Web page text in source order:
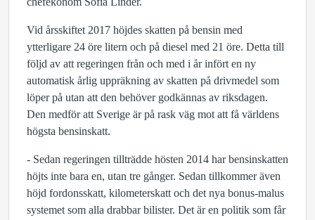
Vid årsskiftet 2017 höjdes skatten på bensin med
ytterligare 24 öre litern och på diesel med 21 öre. Detta till
följd av att regeringen från och med i år infört en ny
automatisk årlig uppräkning av skatten på drivmedel som
löper på utan att den behöver godkännas av riksdagen.
Den medför att Sverige är på rask väg mot att få världens
högsta bensinskatt.
- Sedan regeringen tillträdde hösten 2014 har bensinskatten
höjts inte bara en, utan tre gånger. Sedan tillkommer även
höjd fordonsskatt, kilometerskatt och det nya bonus-malus
systemet som alla drabbar bilister. Det är en politik som får